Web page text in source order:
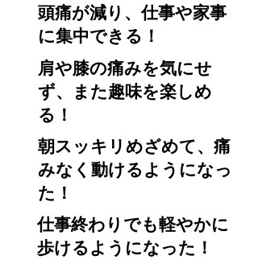
頭痛が減り、仕事や家事
に集中できる！
肩や膝の痛みを気にせ
ず、また趣味を楽しめ
る！
朝スッキリめざめて、痛
みなく動けるようになっ
た！
仕事終わりでも軽やかに
歩けるようになった！